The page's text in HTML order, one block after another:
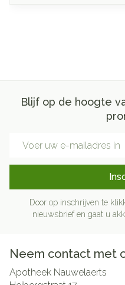
Blijf op de hoogte
Door op inschrijven te
nieuwsbrief en gaat u
Neem contact met
Apotheek Nauwelaerts